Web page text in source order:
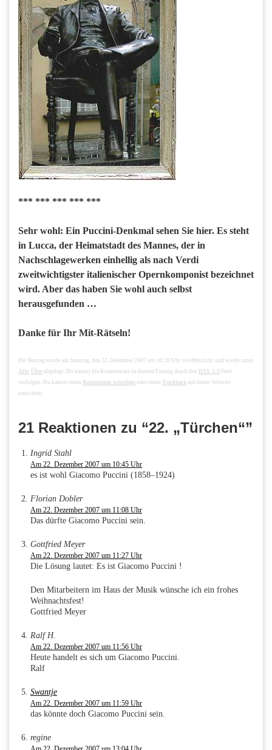
*** *** *** *** ***
Sehr wohl: Ein Puccini-Denkmal sehen Sie hier. Es steht
in Lucca, der Heimatstadt des Mannes, der in
Nachschlagewerken einhellig als nach Verdi
zweitwichtigster italienischer Opernkomponist bezeichnet
wird. Aber das haben Sie wohl auch selbst
herausgefunden …
Danke für Ihr Mit-Rätseln!
Der Beitrag wurde am Samstag, den 22. Dezember 2007 um 10:28 Uhr veröffentlicht und wurde unter
Alle Über abgelegt. Du kannst die Kommentare zu diesem Eintrag durch den RSS 2.0 Feed
verfolgen. Du kannst einen Kommentar schreiben oder einen Trackback auf deiner Website
einrichten.
21 Reaktionen zu “22. „Türchen“”
Ingrid Stahl
Am 22. Dezember 2007 um 10:45 Uhr
es ist wohl Giacomo Puccini (1858–1924)
Florian Dobler
Am 22. Dezember 2007 um 11:08 Uhr
Das dürfte Giacomo Puccini sein.
Gottfried Meyer
Am 22. Dezember 2007 um 11:27 Uhr
Die Lösung lautet: Es ist Giacomo Puccini !
Den Mitarbeitern im Haus der Musik wünsche ich ein frohes
Weihnachtsfest!
Gottfried Meyer
Ralf H.
Am 22. Dezember 2007 um 11:56 Uhr
Heute handelt es sich um Giacomo Puccini.
Ralf
Swantje
Am 22. Dezember 2007 um 11:59 Uhr
das könnte doch Giacomo Puccini sein.
regine